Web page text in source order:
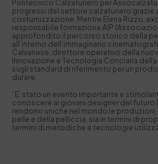
Politecnico Calzaturiero per
progressi del settore calzaturiero grazie
costumizzazione. Mentre Elena Rizzo,
responsabile formazione AIP
approfondito il percorso storico della
all’interno dell’immaginario
Calvanese, direttore operativo della
Innovazione e Tecnologia Conciaria
sugli standard di riferimento per un
durare.
“E’ stato un evento importante e
conoscere ai giovani designer del futuro
rendono uniche nel mondo le produzioni
pelle e della pelliccia, sia in termini di
termini di metodiche e tecnologie